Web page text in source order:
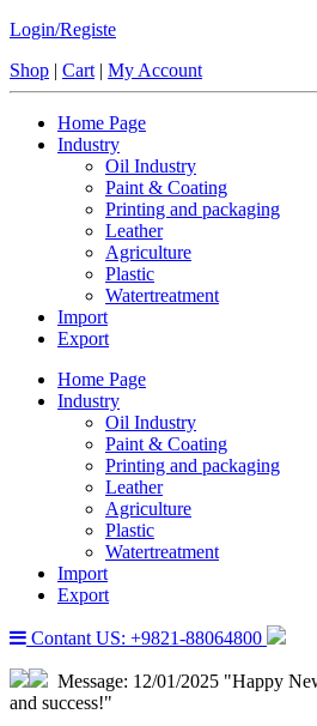
Login/Registe
Shop | Cart | My Account
Home Page
Industry
Oil Industry
Paint & Coating
Printing and packaging
Leather
Agriculture
Plastic
Watertreatment
Import
Export
Home Page
Industry
Oil Industry
Paint & Coating
Printing and packaging
Leather
Agriculture
Plastic
Watertreatment
Import
Export
Contant US: +9821-88064800
Message: 12/01/2025 "Happy
and success!"